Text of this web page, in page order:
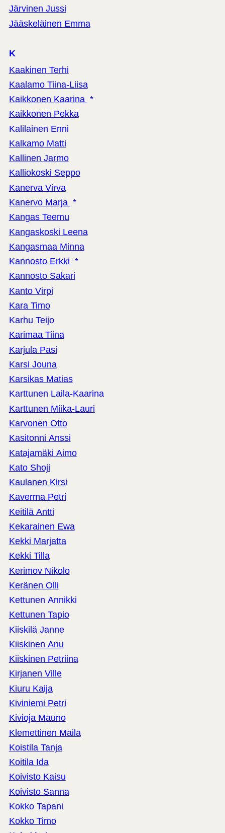
Järvinen Jussi
Jääskeläinen Emma
K
Kaakinen Terhi
Kaalamo Tiina-Liisa
Kaikkonen Kaarina *
Kaikkonen Pekka
Kalilainen Enni
Kalkamo Matti
Kallinen Jarmo
Kalliokoski Seppo
Kanerva Virva
Kanervo Marja *
Kangas Teemu
Kangaskoski Leena
Kangasmaa Minna
Kannosto Erkki *
Kannosto Sakari
Kanto Virpi
Kara Timo
Karhu Teijo
Karimaa Tiina
Karjula Pasi
Karsi Jouna
Karsikas Matias
Karttunen Laila-Kaarina
Karttunen Miika-Lauri
Karvonen Otto
Kasitonni Anssi
Katajamäki Aimo
Kato Shoji
Kaulanen Kirsi
Kaverma Petri
Keitilä Antti
Kekarainen Ewa
Kekki Marjatta
Kekki Tilla
Kerimov Nikolo
Keränen Olli
Kettunen Annikki
Kettunen Tapio
Kiiskilä Janne
Kiiskinen Anu
Kiiskinen Petriina
Kirjanen Ville
Kiuru Kaija
Kiviniemi Petri
Kivioja Mauno
Klemettinen Maila
Koistila Tanja
Koitila Ida
Koivisto Kaisu
Koivisto Sanna
Kokko Tapani
Kokko Timo